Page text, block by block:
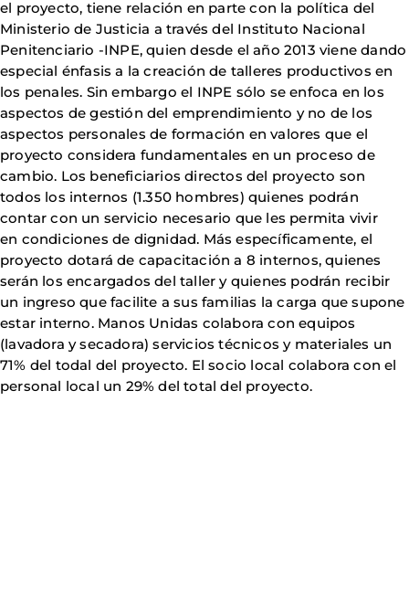
el proyecto, tiene relación en parte con la política del
Ministerio de Justicia a través del Instituto Nacional
Penitenciario -INPE, quien desde el año 2013 viene dando
especial énfasis a la creación de talleres productivos en
los penales. Sin embargo el INPE sólo se enfoca en los
aspectos de gestión del emprendimiento y no de los
aspectos personales de formación en valores que el
proyecto considera fundamentales en un proceso de
cambio. Los beneficiarios directos del proyecto son
todos los internos (1.350 hombres) quienes podrán
contar con un servicio necesario que les permita vivir
en condiciones de dignidad. Más específicamente, el
proyecto dotará de capacitación a 8 internos, quienes
serán los encargados del taller y quienes podrán recibir
un ingreso que facilite a sus familias la carga que supone
estar interno. Manos Unidas colabora con equipos
(lavadora y secadora) servicios técnicos y materiales un
71% del todal del proyecto. El socio local colabora con el
personal local un 29% del total del proyecto.